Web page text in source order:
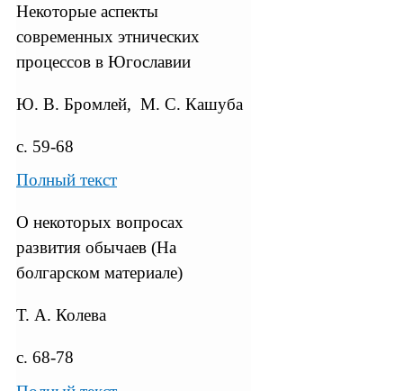
Некоторые аспекты
современных этнических
процессов в Югославии
Ю. В. Бромлей, М. С. Кашуба
с. 59-68
Полный текст
О некоторых вопросах
развития обычаев (На
болгарском материале)
Т. А. Колева
с. 68-78